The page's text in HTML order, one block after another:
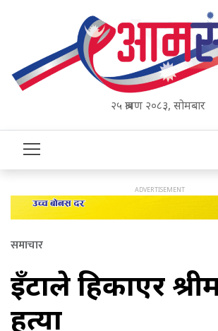
२५ श्रावण २०८३, सोमबार
समाचार
इँटाले हिर्काएर
हत्या